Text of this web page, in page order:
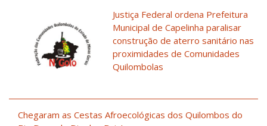
Justiça Federal ordena Prefeitura
Municipal de Capelinha paralisar
construção de aterro sanitário nas
proximidades de Comunidades
Quilombolas
Chegaram as Cestas Afroecológicas dos Quilombos do